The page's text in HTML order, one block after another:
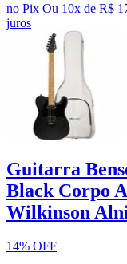
no Pix Ou 10x de R$
juros
Guitarra
Black Corpo
Wilkinson
14% OFF